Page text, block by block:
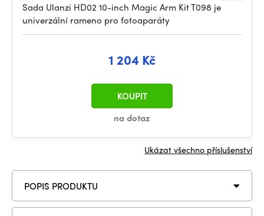
Sada Ulanzi HD02 10-inch Magic Arm Kit T098 je
univerzální rameno pro fotoaparáty
1 204 Kč
na dotaz
KOUPIT
Ukázat všechno příslušenství
POPIS PRODUKTU